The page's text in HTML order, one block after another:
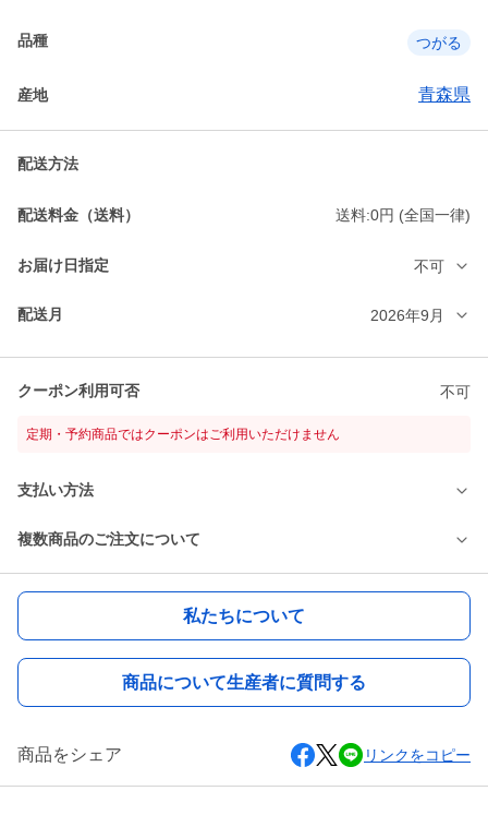
品種 つがる
産地 青森県
配送方法
配送料金（送料） 送料:0円 (全国一律)
お届け日指定 不可
配送月 2026年9月
クーポン利用可否 不可
定期・予約商品ではクーポンはご利用いただけません
支払い方法
複数商品のご注文について
私たちについて
商品について生産者に質問する
商品をシェア リンクをコピー